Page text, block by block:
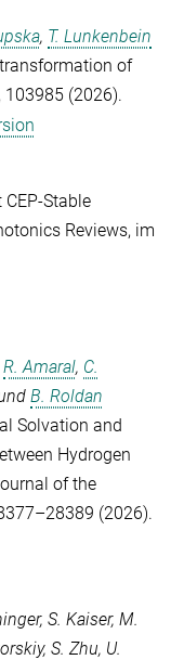
, T. Lunkenbein
of
, 103985 (2026).
Stable
Reviews, im
R. Amaral, C.
B. Roldan
Solvation and
Hydrogen
of the
(2026).
, S. Kaiser, M.
, S. Zhu, U.